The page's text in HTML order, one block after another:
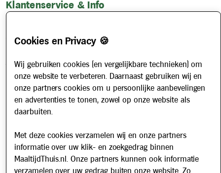
Klantenservice & Info
Account aanvragen
Veelgestelde vragen
Werken bij
Nieuws
Nieuwsbrief
Schrijf u in voor onze nieuwsbrief en blijf op de hoogte van
updates over Maaltijd Thuis!
Cookies en Privacy 🍪
Wij gebruiken cookies (en vergelijkbare technieken) om
onze website te verbeteren. Daarnaast gebruiken wij en
onze partners cookies om u persoonlijke aanbevelingen
en advertenties te tonen, zowel op onze website als
daarbuiten.
Met deze cookies verzamelen wij en onze partners
informatie over uw klik- en zoekgedrag binnen
MaaltijdThuis.nl. Onze partners kunnen ook informatie
verzamelen over uw gedrag buiten onze website. Zo